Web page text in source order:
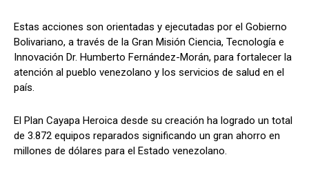
Estas acciones son orientadas y ejecutadas por el Gobierno
Bolivariano, a través de la Gran Misión Ciencia, Tecnología e
Innovación Dr. Humberto Fernández-Morán, para fortalecer la
atención al pueblo venezolano y los servicios de salud en el
país.
El Plan Cayapa Heroica desde su creación ha logrado un total
de 3.872 equipos reparados significando un gran ahorro en
millones de dólares para el Estado venezolano.